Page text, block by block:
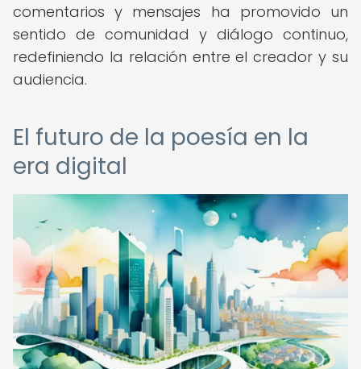
comentarios y mensajes ha promovido un
sentido de comunidad y diálogo continuo,
redefiniendo la relación entre el creador y su
audiencia.
El futuro de la poesía en la
era digital